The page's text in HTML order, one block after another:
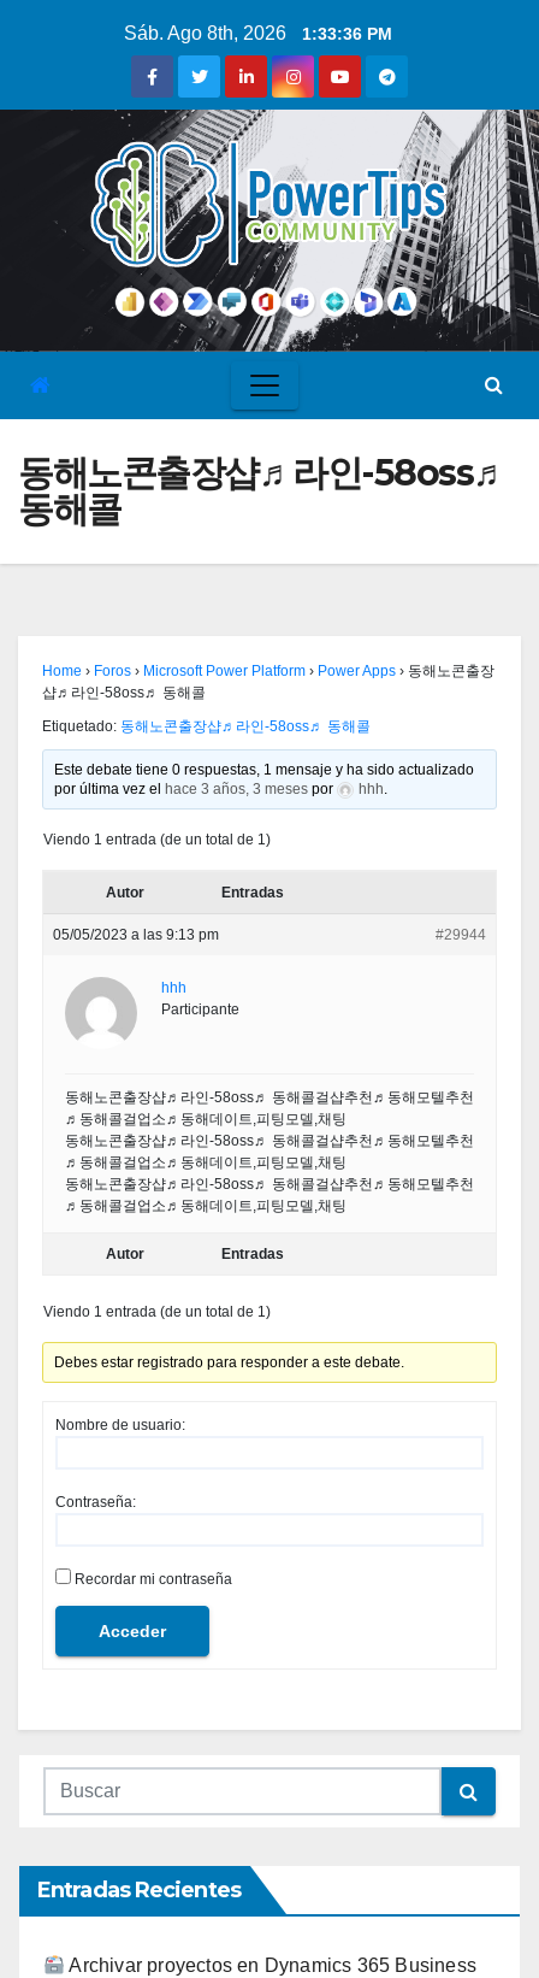
Sáb. Ago 8th, 2026 1:33:37 PM
동해노콘출장샵♬라인-58oss♬
동해콜
Home › Foros › Microsoft Power Platform › Power Apps › 동해노콘출장
샵♬라인-58oss♬ 동해콜
Etiquetado: 동해노콘출장샵♬라인-58oss♬ 동해콜
Este debate tiene 0 respuestas, 1 mensaje y ha sido actualizado
por última vez el
hace 3 años, 3 meses por hhh.
Viendo 1 entrada (de un total de 1)
Autor Entradas
05/05/2023 a las 9:13 pm #29944
hhh
Participante
동해노콘출장샵♬라인-58oss♬ 동해콜걸샵추천♬동해모텔추천
♬동해콜걸업소♬동해데이트,피팅모델,채팅
동해노콘출장샵♬라인-58oss♬ 동해콜걸샵추천♬동해모텔추천
♬동해콜걸업소♬동해데이트,피팅모델,채팅
동해노콘출장샵♬라인-58oss♬ 동해콜걸샵추천♬동해모텔추천
♬동해콜걸업소♬동해데이트,피팅모델,채팅
Autor Entradas
Viendo 1 entrada (de un total de 1)
Debes estar registrado para responder a este debate.
Nombre de usuario:
Contraseña:
Recordar mi contraseña
Acceder
Entradas Recientes
Archivar proyectos en Dynamics 365 Business